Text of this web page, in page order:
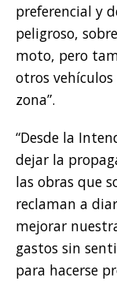
preferencial y
peligroso,
moto, pero
otros
zona”.
“Desde la
dejar la
las obras que
reclaman a
mejorar
gastos sin
para hacerse